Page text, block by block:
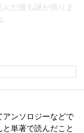
だ後も謎が残りま
アンソロジーなどで
単著で読んだこと